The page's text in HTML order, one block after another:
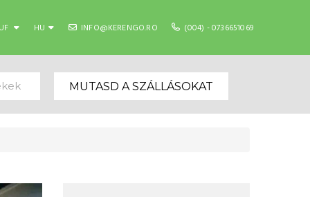
HU INFO@KERENGO.RO (004) - 0736651069
MUTASD A SZÁLLÁSOKAT